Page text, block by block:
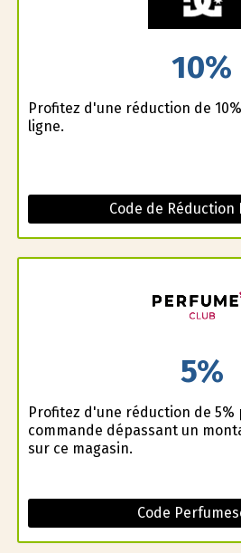
10%
Profitez d'une réduction de
ligne.
Code de Réduction
5%
Profitez d'une réduction de 5%
commande dépassant un
sur ce magasin.
Code